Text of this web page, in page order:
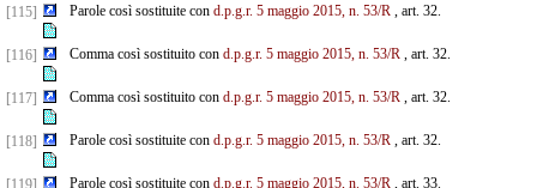
[115] Parole così sostituite con d.p.g.r. 5 maggio 2015, n. 53/R, art. 32.
[116] Comma così sostituito con d.p.g.r. 5 maggio 2015, n. 53/R, art. 32.
[117] Comma così sostituito con d.p.g.r. 5 maggio 2015, n. 53/R, art. 32.
[118] Parole così sostituite con d.p.g.r. 5 maggio 2015, n. 53/R, art. 32.
[119] Parole così sostituite con d.p.g.r. 5 maggio 2015, n. 53/R, art. 33.